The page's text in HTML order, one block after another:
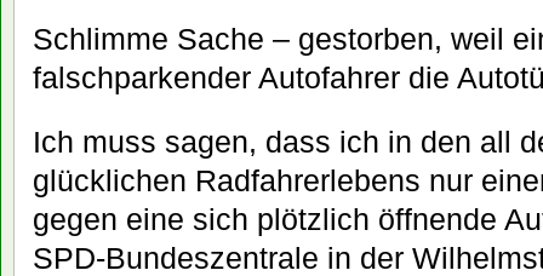
Schlimme Sache – gestorben, weil
falschparkender Autofahrer die
Ich muss sagen, dass ich in den all
glücklichen Radfahrerlebens nur
gegen eine sich plötzlich öffnende
SPD-Bundeszentrale in der